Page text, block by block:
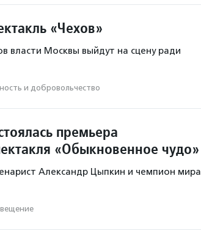
«Чехов»
власти Москвы выйдут на сцену ради
и доброволь­чест­во
премьера
«Обыкновенное чудо»
Александр Цыпкин и чемпион мира